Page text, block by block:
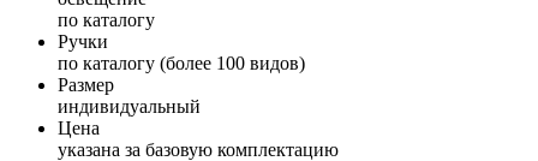
по каталогу
Ручки
по каталогу (более 100 видов)
Размер
индивидуальный
Цена
указана за базовую комплектацию